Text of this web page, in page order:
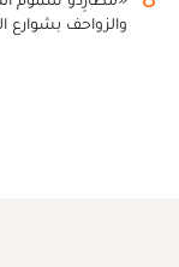
والزواحف بشوارع